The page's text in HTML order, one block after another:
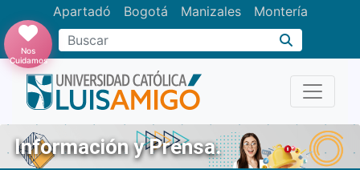
Apartadó Bogotá Manizales Montería
Buscar
Nos
Cuidamos
Información y Prensa.